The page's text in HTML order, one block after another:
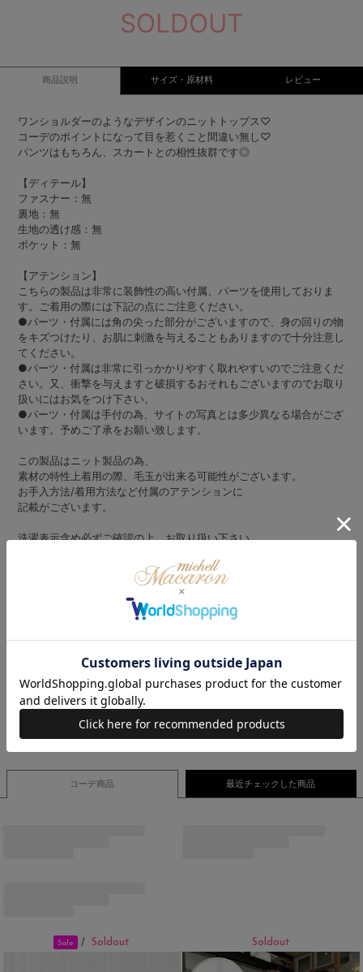
SOLDOUT
商品説明 サイズ・原材料 レビュー
ワンショルダーのようなデザインのニットトップス♡
コーデのポイントになって目を惹くこと間違い無し♡
パンツはもちろん、スカートとの相性抜群です◎
【ディテール】
ファスナー：無
裏地：無
生地の透け感：無
ポケット：無
【アテンション】
こちらの製品は非常に装飾性の高い付属、パーツを使用しておりま
す。ご着用の際には下記の点にご注意ください。
●パーツ・付属には角の尖った部分がございますので、身の回りの物
をキズつけたり、お肌に刺激を与えることもありますので十分注意し
てください。
●パーツ・付属は非常に引っかかりやすく取れやすいのでご注意くだ
さい。又、衝撃を与えますと破損するおそれもございますのでお取り
扱いにはお気をつけ下さい。
●パーツ・付属は手付の為、サイトの写真とは多少異なる場合がござ
います。予めご了承をお願い致します。
この製品はニット製品の為、
素材の特性上着用の際、毛玉が出来る可能性がございます。
お手入方法/着用方法など付属のアテンションに
記載がございます。
洗濯表示含め必ずご確認の上、お取り扱い下さい。
身長：161 cm/フリーサイズ着用
身長：164 cm/フリーサイズ着用
さらっとしていて着心地がいいです♪
下着の透け感も気にならないです♪
コーデ商品 最近チェックした商品
Sale /Soldout Soldout